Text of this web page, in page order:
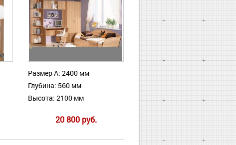
Размер А: 2400 мм
Глубина: 560 мм
Высота: 2100 мм
20 800 руб.